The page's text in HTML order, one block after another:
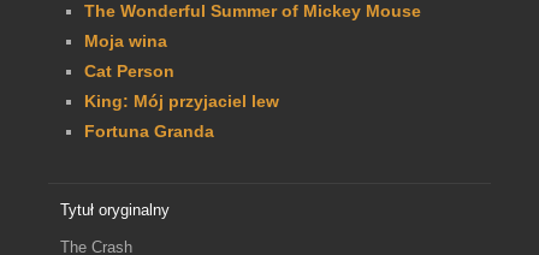
The Wonderful Summer of Mickey Mouse
Moja wina
Cat Person
King: Mój przyjaciel lew
Fortuna Granda
Tytuł oryginalny
The Crash